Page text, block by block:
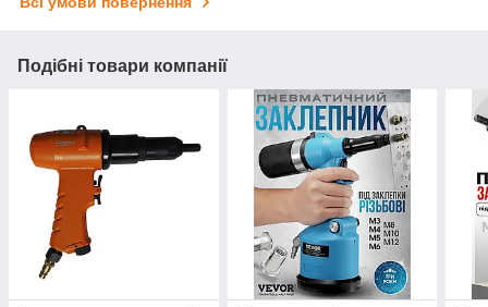
Подібні товари компанії